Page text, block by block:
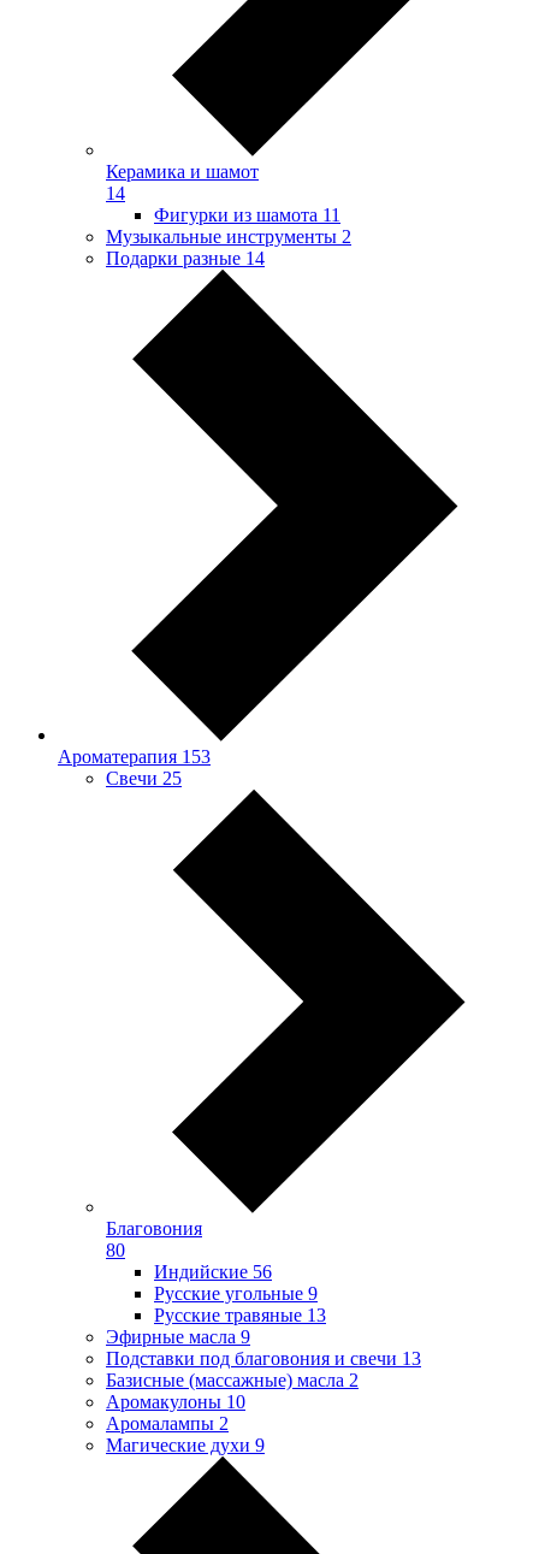
Керамика и шамот
14
Фигурки из шамота 11
Музыкальные инструменты 2
Подарки разные 14
Ароматерапия 153
Свечи 25
Благовония
80
Индийские 56
Русские угольные 9
Русские травяные 13
Эфирные масла 9
Подставки под благовония и свечи 13
Базисные (массажные) масла 2
Аромакулоны 10
Аромалампы 2
Магические духи 9